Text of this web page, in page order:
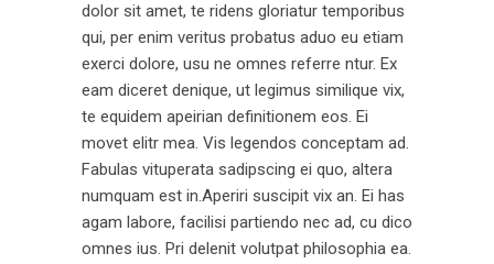
dolor sit amet, te ridens gloriatur temporibus
qui, per enim veritus probatus aduo eu etiam
exerci dolore, usu ne omnes referre ntur. Ex
eam diceret denique, ut legimus similique vix,
te equidem apeirian definitionem eos. Ei
movet elitr mea. Vis legendos conceptam ad.
Fabulas vituperata sadipscing ei quo, altera
numquam est in.Aperiri suscipit vix an. Ei has
agam labore, facilisi partiendo nec ad, cu dico
omnes ius. Pri delenit volutpat philosophia ea.